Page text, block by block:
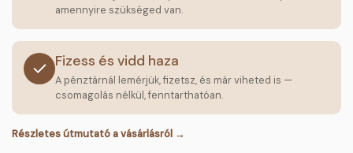
amennyire szükséged van.
Fizess és vidd haza
A pénztárnál lemérjük, fizetsz, és már viheted is —
csomagolás nélkül, fenntarthatóan.
Részletes útmutató a vásárlásról →